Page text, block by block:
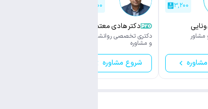
۳,۲۰۰
مشاور
۱,۵۰۰
دکتر هادی معتمدی
دکتری تخصصی روانشناسی
و مشاوره
شروع مشاوره